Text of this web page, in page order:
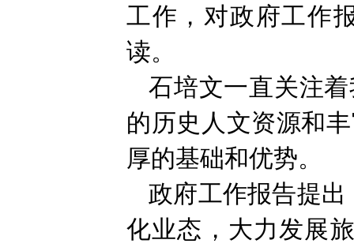
工作，对政府工作
读。
石培文一直关注
的历史人文资源和
厚的基础和优势。
政府工作报告提
化业态，大力发展